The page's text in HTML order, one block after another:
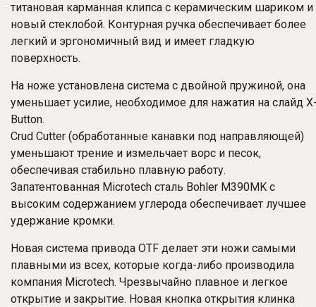
титановая карманная клипса с керамическим шариком и
новый стеклобой. Контурная ручка обеспечивает более
легкий и эргономичный вид и имеет гладкую
поверхность.
На ноже установлена система с двойной пружиной, она
уменьшает усилие, необходимое для нажатия на слайд
Button.
Crud Cutter (обработанные канавки под направляющей)
уменьшают трение и измельчает ворс и песок,
обеспечивая стабильно плавную работу.
Запатентованная Microtech сталь Bohler M390MK с
высоким содержанием углерода обеспечивает лучшее
удержание кромки.
Новая система привода OTF делает эти ножи самыми
плавными из всех, которые когда-либо производила
компания Microtech. Чрезвычайно плавное и легкое
открытие и закрытие. Новая кнопка открытия клинка